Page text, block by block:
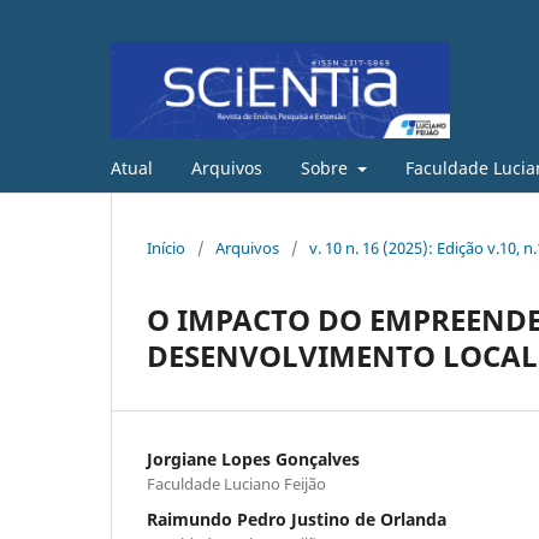
Atual Arquivos Sobre Faculdade
Início / Arquivos / v. 10 n. 16 (2025): Edição v.10,
O IMPACTO DO
DESENVOLVIMENTO LOCAL
Jorgiane Lopes Gonçalves
Faculdade Luciano Feijão
Raimundo Pedro Justino de Orlanda